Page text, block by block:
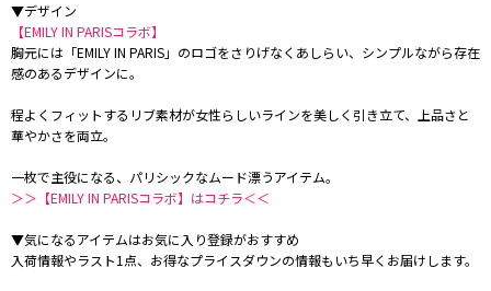
▼デザイン
【EMILY IN PARISコラボ】
胸元には「EMILY IN PARIS」のロゴをさりげなくあしらい、シンプルながら存在
感のあるデザインに。
程よくフィットするリブ素材が女性らしいラインを美しく引き立て、上品さと
華やかさを両立。
一枚で主役になる、パリシックなムード漂うアイテム。
＞＞【EMILY IN PARISコラボ】はコチラ＜＜
▼気になるアイテムはお気に入り登録がおすすめ
入荷情報やラスト1点、お得なプライスダウンの情報もいち早くお届けします。